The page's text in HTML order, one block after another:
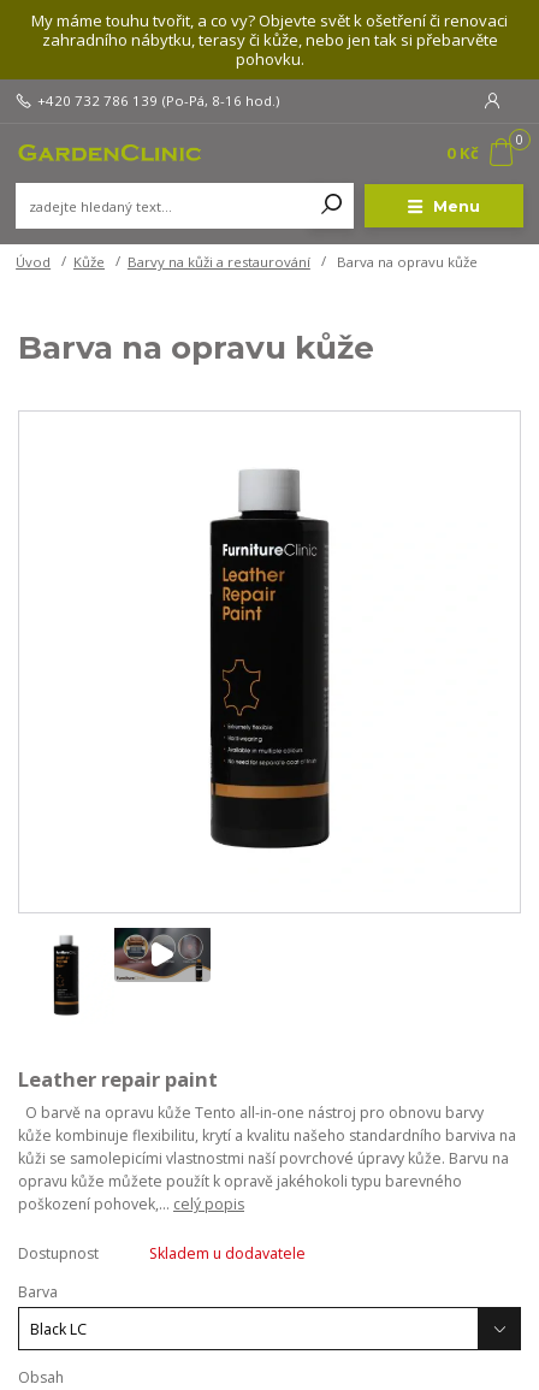
My máme touhu tvořit, a co vy? Objevte svět k ošetření či renovaci
zahradního nábytku, terasy či kůže, nebo jen tak si přebarvěte
pohovku.
Menu
+420 732 786 139 (Po-Pá, 8-16 hod.)
0
0 Kč
Úvod Kůže Barvy na kůži a restaurování Barva na opravu kůže
Barva na opravu kůže
Leather repair paint
O barvě na opravu kůže Tento all-in-one nástroj pro obnovu barvy
kůže kombinuje flexibilitu, krytí a kvalitu našeho standardního barviva na
kůži se samolepicími vlastnostmi naší povrchové úpravy kůže. Barvu na
opravu kůže můžete použít k opravě jakéhokoli typu barevného
poškození pohovek,... celý popis
Dostupnost
Skladem u dodavatele
Barva
Obsah